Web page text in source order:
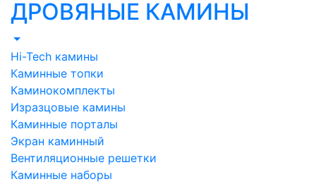
ДРОВЯНЫЕ КАМИНЫ
Hi-Tech камины
Каминные топки
Каминокомплекты
Изразцовые камины
Каминные порталы
Экран каминный
Вентиляционные решетки
Каминные наборы